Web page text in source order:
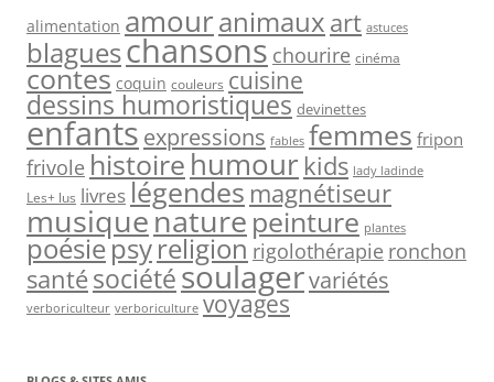
alimentation amouranimaux art astuces
blagueschansons chourire cinéma
contes coquin couleurs cuisine
dessins humoristiques devinettes
enfantsexpressions fables femmes fripon
frivole histoire humour kids lady ladinde
Les+ lus livreslégendes magnétiseur
musiquenature peinture plantes
poésiepsyreligion rigolothérapie ronchon
santésociétésoulagervariétés
verboriculteur verboriculture voyages